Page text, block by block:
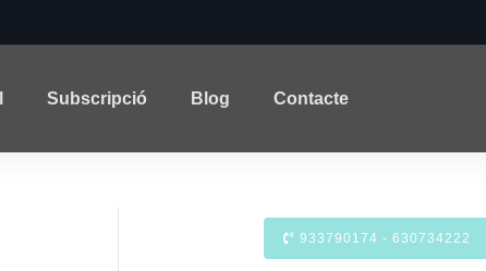
Subscripció Blog Contacte
933790174 - 630734222